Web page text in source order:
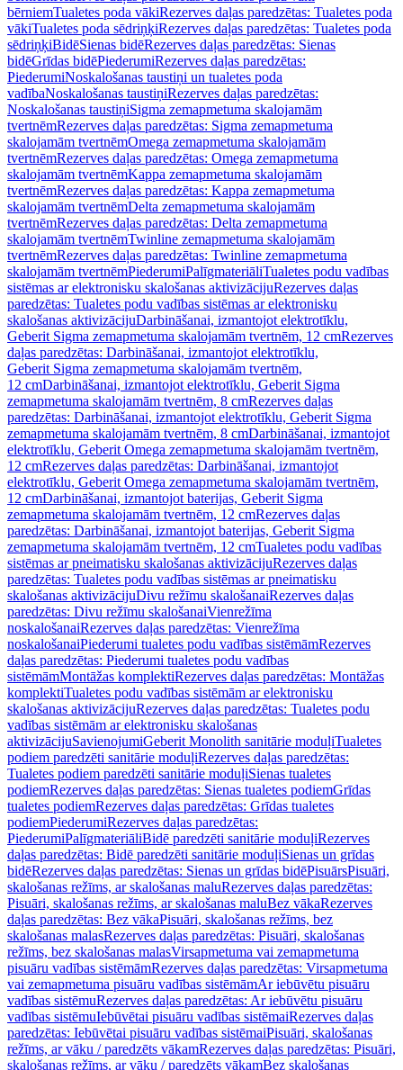
bērniemTualetes poda vākiRezerves daļas paredzētas: Tualetes poda
vākiTualetes poda sēdriņķiRezerves daļas paredzētas: Tualetes poda
sēdriņķiBidēSienas bidēRezerves daļas paredzētas: Sienas
bidēGrīdas bidēPiederumiRezerves daļas paredzētas:
PiederumiNoskalošanas taustiņi un tualetes poda
vadībaNoskalošanas taustiņiRezerves daļas paredzētas:
Noskalošanas taustiņiSigma zemapmetuma skalojamām
tvertnēmRezerves daļas paredzētas: Sigma zemapmetuma
skalojamām tvertnēmOmega zemapmetuma skalojamām
tvertnēmRezerves daļas paredzētas: Omega zemapmetuma
skalojamām tvertnēmKappa zemapmetuma skalojamām
tvertnēmRezerves daļas paredzētas: Kappa zemapmetuma
skalojamām tvertnēmDelta zemapmetuma skalojamām
tvertnēmRezerves daļas paredzētas: Delta zemapmetuma
skalojamām tvertnēmTwinline zemapmetuma skalojamām
tvertnēmRezerves daļas paredzētas: Twinline zemapmetuma
skalojamām tvertnēmPiederumiPalīgmateriāliTualetes podu vadības
sistēmas ar elektronisku skalošanas aktivizācijuRezerves daļas
paredzētas: Tualetes podu vadības sistēmas ar elektronisku
skalošanas aktivizācijuDarbināšanai, izmantojot elektrotīklu,
Geberit Sigma zemapmetuma skalojamām tvertnēm, 12 cmRezerves
daļas paredzētas: Darbināšanai, izmantojot elektrotīklu,
Geberit Sigma zemapmetuma skalojamām tvertnēm,
12 cmDarbināšanai, izmantojot elektrotīklu, Geberit Sigma
zemapmetuma skalojamām tvertnēm, 8 cmRezerves daļas
paredzētas: Darbināšanai, izmantojot elektrotīklu, Geberit Sigma
zemapmetuma skalojamām tvertnēm, 8 cmDarbināšanai, izmantojot
elektrotīklu, Geberit Omega zemapmetuma skalojamām tvertnēm,
12 cmRezerves daļas paredzētas: Darbināšanai, izmantojot
elektrotīklu, Geberit Omega zemapmetuma skalojamām tvertnēm,
12 cmDarbināšanai, izmantojot baterijas, Geberit Sigma
zemapmetuma skalojamām tvertnēm, 12 cmRezerves daļas
paredzētas: Darbināšanai, izmantojot baterijas, Geberit Sigma
zemapmetuma skalojamām tvertnēm, 12 cmTualetes podu vadības
sistēmas ar pneimatisku skalošanas aktivizācijuRezerves daļas
paredzētas: Tualetes podu vadības sistēmas ar pneimatisku
skalošanas aktivizācijuDivu režīmu skalošanaiRezerves daļas
paredzētas: Divu režīmu skalošanaiVienrežīma
noskalošanaiRezerves daļas paredzētas: Vienrežīma
noskalošanaiPiederumi tualetes podu vadības sistēmāmRezerves
daļas paredzētas: Piederumi tualetes podu vadības
sistēmāmMontāžas komplektiRezerves daļas paredzētas: Montāžas
komplektiTualetes podu vadības sistēmām ar elektronisku
skalošanas aktivizācijuRezerves daļas paredzētas: Tualetes podu
vadības sistēmām ar elektronisku skalošanas
aktivizācijuSavienojumiGeberit Monolith sanitārie moduļiTualetes
podiem paredzēti sanitārie moduļiRezerves daļas paredzētas:
Tualetes podiem paredzēti sanitārie moduļiSienas tualetes
podiemRezerves daļas paredzētas: Sienas tualetes podiemGrīdas
tualetes podiemRezerves daļas paredzētas: Grīdas tualetes
podiemPiederumiRezerves daļas paredzētas:
PiederumiPalīgmateriāliBidē paredzēti sanitārie moduļiRezerves
daļas paredzētas: Bidē paredzēti sanitārie moduļiSienas un grīdas
bidēRezerves daļas paredzētas: Sienas un grīdas bidēPisuārsPisuāri,
skalošanas režīms, ar skalošanas maluRezerves daļas paredzētas:
Pisuāri, skalošanas režīms, ar skalošanas maluBez vākaRezerves
daļas paredzētas: Bez vākaPisuāri, skalošanas režīms, bez
skalošanas malasRezerves daļas paredzētas: Pisuāri, skalošanas
režīms, bez skalošanas malasVirsapmetuma vai zemapmetuma
pisuāru vadības sistēmāmRezerves daļas paredzētas: Virsapmetuma
vai zemapmetuma pisuāru vadības sistēmāmAr iebūvētu pisuāru
vadības sistēmuRezerves daļas paredzētas: Ar iebūvētu pisuāru
vadības sistēmuIebūvētai pisuāru vadības sistēmaiRezerves daļas
paredzētas: Iebūvētai pisuāru vadības sistēmaiPisuāri, skalošanas
režīms, ar vāku / paredzēts vākamRezerves daļas paredzētas: Pisuāri,
skalošanas režīms, ar vāku / paredzēts vākamBez skalošanas